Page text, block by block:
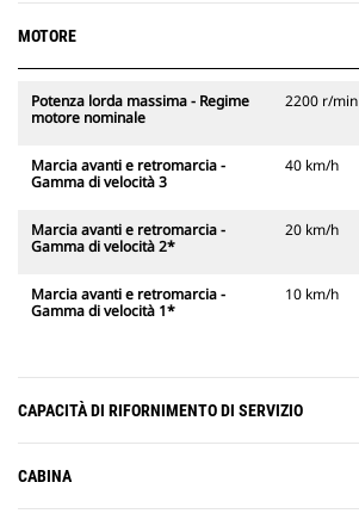
MOTORE
Potenza lorda massima - Regime
motore nominale
2200 r/min
Marcia avanti e retromarcia -
Gamma di velocità 3
40 km/h
Marcia avanti e retromarcia -
Gamma di velocità 2*
20 km/h
Marcia avanti e retromarcia -
Gamma di velocità 1*
10 km/h
CAPACITÀ DI RIFORNIMENTO DI SERVIZIO
CABINA